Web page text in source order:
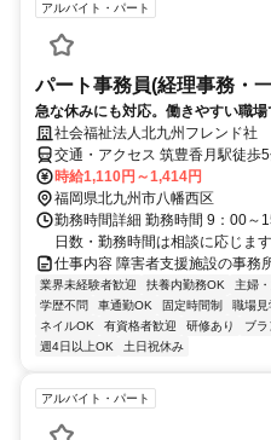
アルバイト・パート
パート事務員(経理事務・
急な休みにも対応。働きやすい職場
社会福祉法人北九州フレンド社
交通・アクセス 筑豊香月駅徒歩
時給1,110円～1,414円
福岡県北九州市八幡西区
勤務時間詳細 勤務時間 9：00
日数・勤務時間は相談に応じます
仕事内容 障害者支援施設の事務
業界未経験者歓迎 扶養内勤務OK 主婦
学歴不問
車通勤OK 固定時間制 職場見
ネイルOK
有資格者歓迎 研修あり ブ
週4日以上OK
土日祝休み
アルバイト・パート